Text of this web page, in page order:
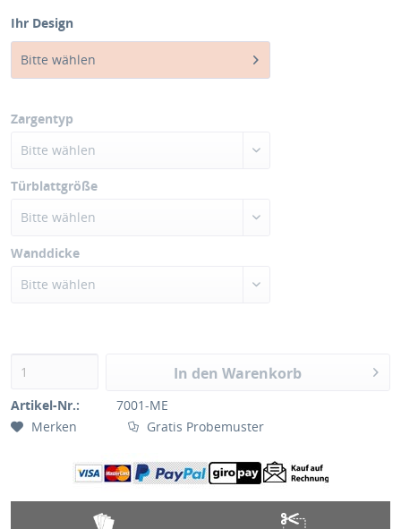
Ihr Design
Bitte wählen
Zargentyp
Bitte wählen
Türblattgröße
Bitte wählen
Wanddicke
Bitte wählen
In den Warenkorb
Artikel-Nr.:
7001-ME
Merken
Gratis Probemuster